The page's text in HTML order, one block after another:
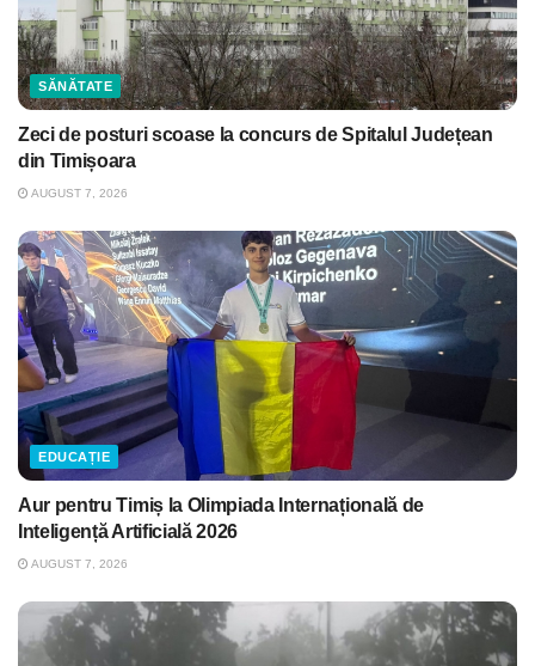
SĂNĂTATE
Zeci de posturi scoase la concurs de Spitalul Județean
din Timișoara
AUGUST 7, 2026
EDUCAȚIE
Aur pentru Timiș la Olimpiada Internațională de
Inteligență Artificială 2026
AUGUST 7, 2026